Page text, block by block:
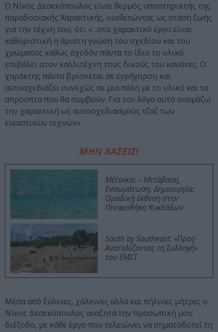
Ο Νίκος Δεσεκόπουλος είναι θερμός υποστηρικτής της
παραδοσιακής Χαρακτικής, υιοθετώντας ως στάση ζωής
για την τέχνη του, ότι «…στo χαρακτικό έργο είναι
καθοριστική η άριστη γνώση του σχεδίου και του
χρώματος καθώς σχεδόν πάντα το ίδιο το υλικό
επιβάλει στον καλλιτέχνη τους δικούς του κανόνες. Ο
χαράκτης πάντα βρίσκεται σε εγρήγορση και
αυτοσχεδιάζει συνεχώς σε μια πάλη με το υλικό και τα
απρόοπτα που θα συμβούν. Για τον λόγο αυτό ονομάζω
την χαρακτική ως αυτοσχεδιασμούς τζαζ των
εικαστικών τεχνών».
ΜΗΝ ΧΑΣΕΙΣ!
Μέτοικοι – Μετάβαση,
Ενσωμάτωση, Δημιουργία:
Ομαδική έκθεση στην
Πινακοθήκη Κυκλάδων
South by Southeast: «Προς-
Ανατολίζοντας τη Συλλογή»
του ΕΜΣΤ
Μέσα από ξύλινες, χάλκινες αλλά και πήλινες μήτρες ο
Νίκος Δεσεκόπουλος αναζητά την προσωπική μου
διέξοδο, με κάθε έργο που τελειώνει να σηματοδοτεί τη